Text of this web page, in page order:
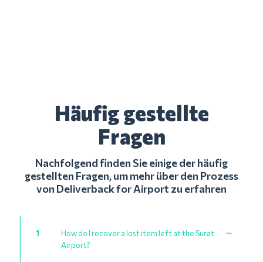
Häufig gestellte
Fragen
Nachfolgend finden Sie einige der häufig
gestellten Fragen, um mehr über den Prozess
von Deliverback for Airport zu erfahren
1
How do I recover a lost item left at the Surat
Airport?